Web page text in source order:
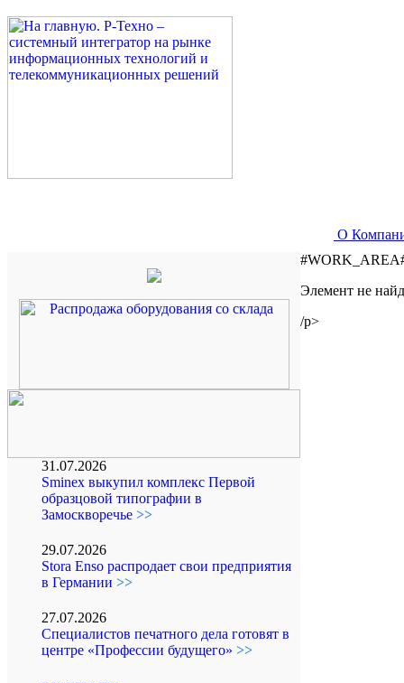
О
31.07.2026
Sminex выкупил комплекс Первой
образцовой типографии в
Замоскворечье >>
29.07.2026
Stora Enso распродает свои предприятия
в Германии >>
27.07.2026
Специалистов печатного дела готовят в
центре «Профессии будущего» >>
Элемент не
/p>